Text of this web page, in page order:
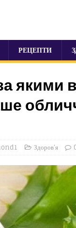
РЕЦЕПТИ
якими
Здоров'я